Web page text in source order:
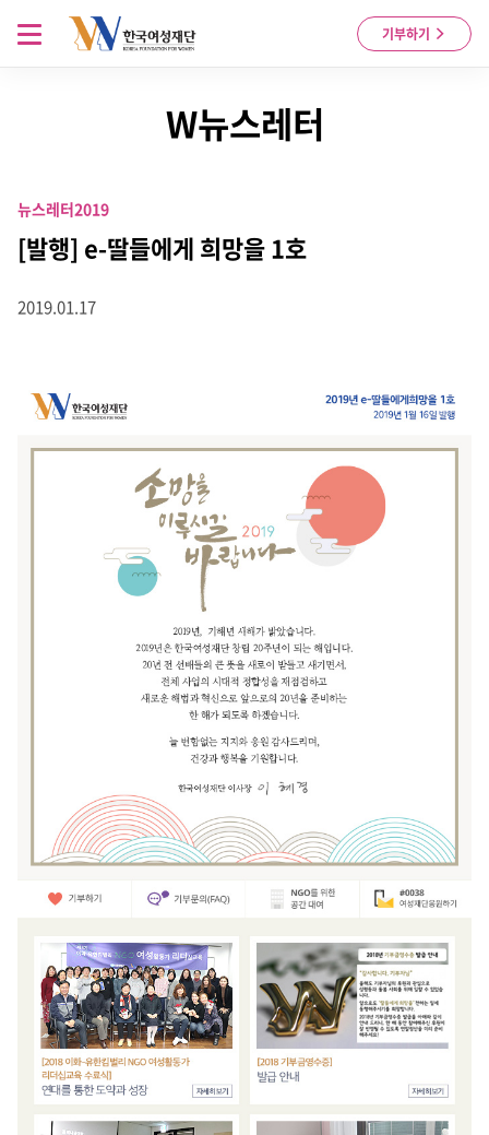
Skip to content
기부하기
메뉴 열기
W뉴스레터
뉴스레터2019
[발행] e-딸들에게 희망을 1호
2019.01.17